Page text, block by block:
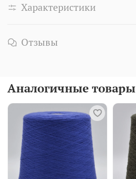
Характеристики
Отзывы
Аналогичные товары